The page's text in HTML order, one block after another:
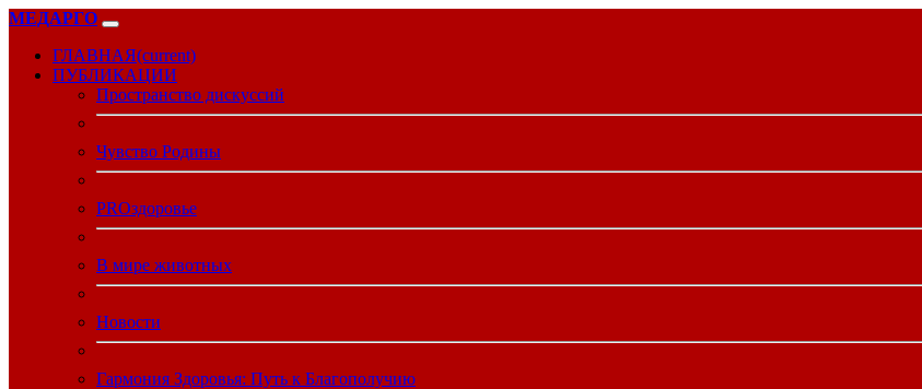
МЕДАРГО
ГЛАВНАЯ(current)
ПУБЛИКАЦИИ
Пространство дискуссий
Чувство Родины
PROздоровье
В мире животных
Новости
Гармония Здоровья: Путь к Благополучию